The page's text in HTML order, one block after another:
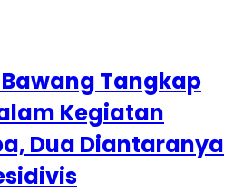
Tangkap
Kegiatan
Dua Diantaranya